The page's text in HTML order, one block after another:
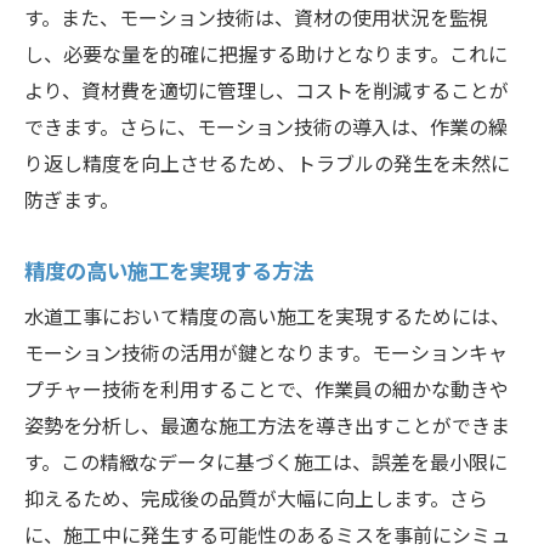
す。また、モーション技術は、資材の使用状況を監視
し、必要な量を的確に把握する助けとなります。これに
より、資材費を適切に管理し、コストを削減することが
できます。さらに、モーション技術の導入は、作業の繰
り返し精度を向上させるため、トラブルの発生を未然に
防ぎます。
精度の高い施工を実現する方法
水道工事において精度の高い施工を実現するためには、
モーション技術の活用が鍵となります。モーションキャ
プチャー技術を利用することで、作業員の細かな動きや
姿勢を分析し、最適な施工方法を導き出すことができま
す。この精緻なデータに基づく施工は、誤差を最小限に
抑えるため、完成後の品質が大幅に向上します。さら
に、施工中に発生する可能性のあるミスを事前にシミュ